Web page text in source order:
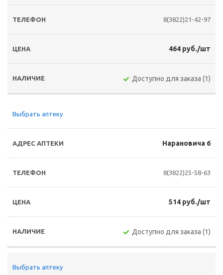
8(3822)21-42-97
464 руб./шт
Доступно для заказа (1)
Выбрать аптеку
Нарановича 6
8(3822)25-58-63
514 руб./шт
Доступно для заказа (1)
Выбрать аптеку